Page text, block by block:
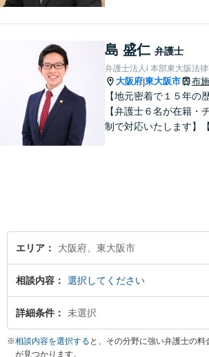
ムーズな明け渡し請求で
者さまの被害を最小限
る」
島 盛仁 弁護士
弁護士法人i 本部東大阪法
大阪府|東大阪市 布
【地元密着で１５年の
【弁護士６名が在籍・
制で対応いたします】【
エリア 大阪府、東大阪市
相談内容 選択してください
詳細条件 未選択
※相談内容を選択する と、その分野に強い弁護士の
が見つかります。